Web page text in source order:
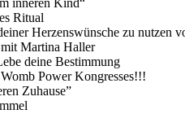
inneren Kind“
Ritual
Herzenswünsche zu nutzen
Martina Haller
deine Bestimmung
Power Kongresses!!!
Zuhause”